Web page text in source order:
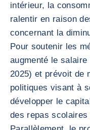
intérieur, la
ralentir en raison
concernant la
Pour soutenir les
augmenté le
2025) et prévoit de
politiques visant à
développer le
des repas